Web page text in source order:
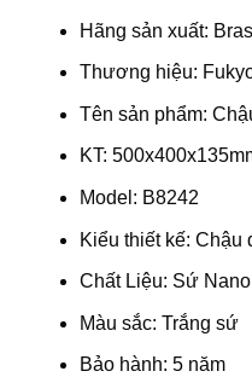
Hãng sản xuất:
Thương hiệu:
Tên sản phẩm:
KT:
Model: B8242
Kiểu thiết kế: Chậu
Chất Liệu: Sứ
Màu sắc: Trắng sứ
Bảo hành: 5 năm